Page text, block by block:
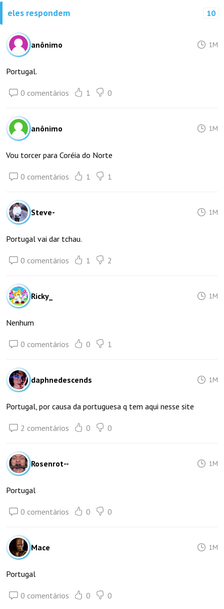
eles respondem 10
anônimo 1M
Portugal.
0 comentários 1 0
anônimo 1M
Vou torcer para Coréia do Norte
0 comentários 1 1
Steve- 1M
Portugal vai dar tchau.
0 comentários 1 2
Ricky_ 1M
Nenhum
0 comentários 0 1
daphnedescends 1M
Portugal, por causa da portuguesa q tem aqui nesse site
2 comentários 0 0
Rosenrot-- 1M
Portugal
0 comentários 0 0
Mace 1M
Portugal
0 comentários 0 0